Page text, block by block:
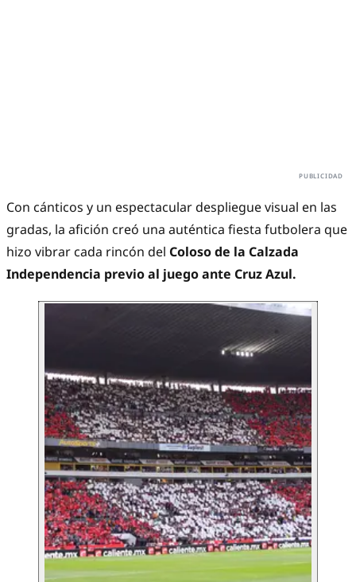
Con cánticos y un espectacular despliegue visual en las
gradas, la afición creó una auténtica fiesta futbolera que
hizo vibrar cada rincón del Coloso de la Calzada
Independencia previo al juego ante Cruz Azul.